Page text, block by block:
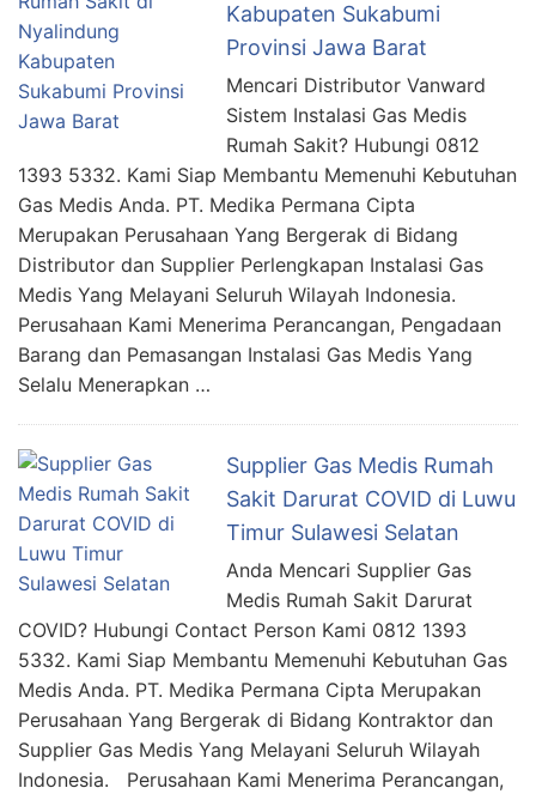
Kabupaten Sukabumi
Provinsi Jawa Barat
Mencari Distributor Vanward
Sistem Instalasi Gas Medis
Rumah Sakit? Hubungi 0812
1393 5332. Kami Siap Membantu Memenuhi Kebutuhan
Gas Medis Anda. PT. Medika Permana Cipta
Merupakan Perusahaan Yang Bergerak di Bidang
Distributor dan Supplier Perlengkapan Instalasi Gas
Medis Yang Melayani Seluruh Wilayah Indonesia.
Perusahaan Kami Menerima Perancangan, Pengadaan
Barang dan Pemasangan Instalasi Gas Medis Yang
Selalu Menerapkan …
Supplier Gas Medis Rumah
Sakit Darurat COVID di Luwu
Timur Sulawesi Selatan
Anda Mencari Supplier Gas
Medis Rumah Sakit Darurat
COVID? Hubungi Contact Person Kami 0812 1393
5332. Kami Siap Membantu Memenuhi Kebutuhan Gas
Medis Anda. PT. Medika Permana Cipta Merupakan
Perusahaan Yang Bergerak di Bidang Kontraktor dan
Supplier Gas Medis Yang Melayani Seluruh Wilayah
Indonesia. Perusahaan Kami Menerima Perancangan,